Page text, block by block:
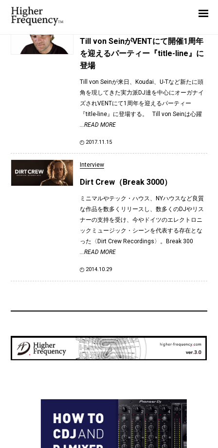
TAG: Dirt Crew
Till von SeinがVENTにて開催1周年
を迎えるパーティー『title-line』に
登場
Till von Seinが来日、Koudai、U-Tなど新たに頭
角を現してきた実力派DJ達を中心にオーガナイ
ズされVENTにて1周年を迎えるパーティー
『title-line』に登場する。 Till von Seinは心躍
...READ MORE
2017.11.15
Interview
Dirt Crew（Break 3000）
ミニマルやテック・ハウス、NYハウスなど良質
な作品を数多くリリースし、数多くのDJやリス
ナーの支持を受け、今やドイツのエレクトロニ
ックミュージック・シーンを代表する存在とな
った〈Dirt Crew Recordings〉。Break 300
...READ MORE
2014.10.29
News
Interview
Report